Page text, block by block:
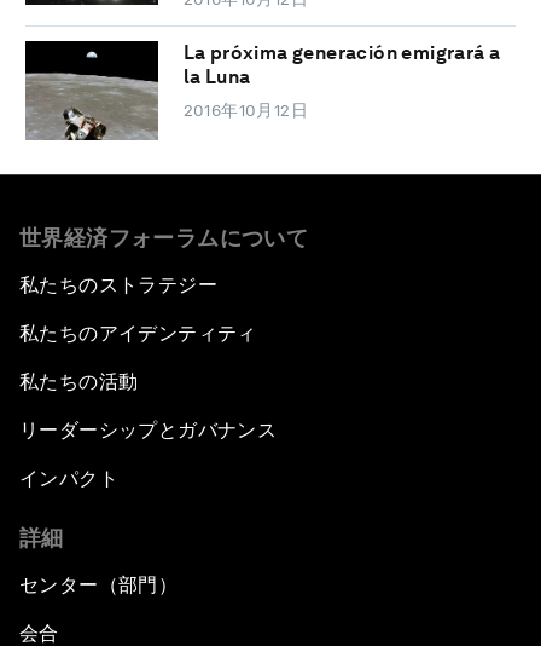
La próxima generación emigrará a
la Luna
2016年10月12日
世界経済フォーラムについて
私たちのストラテジー
私たちのアイデンティティ
私たちの活動
リーダーシップとガバナンス
インパクト
詳細
センター（部門）
会合